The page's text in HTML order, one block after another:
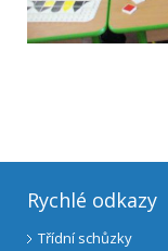
Rychlé odkazy
Třídní schůzky